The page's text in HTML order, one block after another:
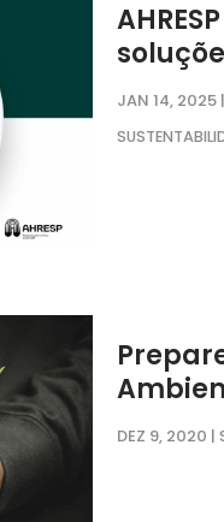
JAN 14, 2025
DEZ 9, 2020 |